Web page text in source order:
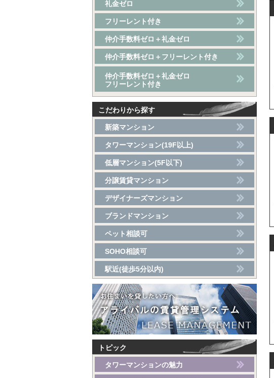
礼金ゼロ
フリーレント付き
仲介手数料ゼロ＋礼金ゼロ
仲介手数料ゼロ＋フリーレント付き
仲介手数料ゼロ＋礼金ゼロ
フリーレント付き
こだわりから探す
新築マンション
タワーマンション(19F以上)
低層マンション(5F以下)
分譲賃貸マンション
デザイナーズマンション
ブランドマンション
ペット相談可
SOHO相談可
駅近(徒歩5分以内)
トピック
タワーマンションの魅力